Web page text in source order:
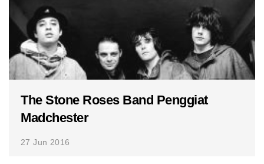
The Stone Roses Band Penggiat
Madchester
27 Jun 2016